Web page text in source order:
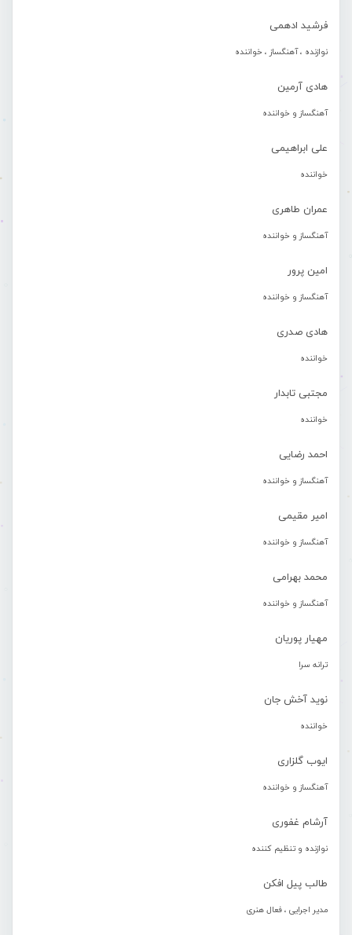
فرشید ادهمی
نوازنده ، آهنگساز ، خواننده
هادی آرمین
آهنگساز و خواننده
علی ابراهیمی
خواننده
عمران طاهری
آهنگساز و خواننده
امین پرور
آهنگساز و خواننده
هادی صدری
خواننده
مجتبی تابدار
خواننده
احمد رضایی
آهنگساز و خواننده
امیر مقیمی
آهنگساز و خواننده
محمد بهرامی
آهنگساز و خواننده
مهیار پوریان
ترانه سرا
نوید آخش جان
خواننده
ایوب گلزاری
آهنگساز و خواننده
آرشام غفوری
نوازنده و تنظیم کننده
طالب پیل افکن
مدیر اجرایی ، فعال هنری